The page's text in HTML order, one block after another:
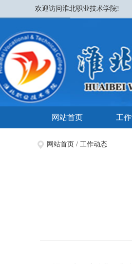
欢迎访问淮北职业技术学院!
网站首页 工
网站首页 / 工作动态